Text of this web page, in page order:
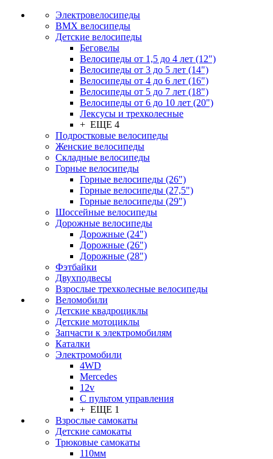
Электровелосипеды
BMX велосипеды
Детские велосипеды
Беговелы
Велосипеды от 1,5 до 4 лет (12")
Велосипеды от 3 до 5 лет (14")
Велосипеды от 4 до 6 лет (16")
Велосипеды от 5 до 7 лет (18")
Велосипеды от 6 до 10 лет (20")
Лексусы и трехколесные
+ ЕЩЕ 4
Подростковые велосипеды
Женские велосипеды
Складные велосипеды
Горные велосипеды
Горные велосипеды (26")
Горные велосипеды (27,5")
Горные велосипеды (29")
Шоссейные велосипеды
Дорожные велосипеды
Дорожные (24")
Дорожные (26")
Дорожные (28")
Фэтбайки
Двухподвесы
Взрослые трехколесные велосипеды
Веломобили
Детские квадроциклы
Детские мотоциклы
Запчасти к электромобилям
Каталки
Электромобили
4WD
Mercedes
12v
С пультом управления
+ ЕЩЕ 1
Взрослые самокаты
Детские самокаты
Трюковые самокаты
110мм